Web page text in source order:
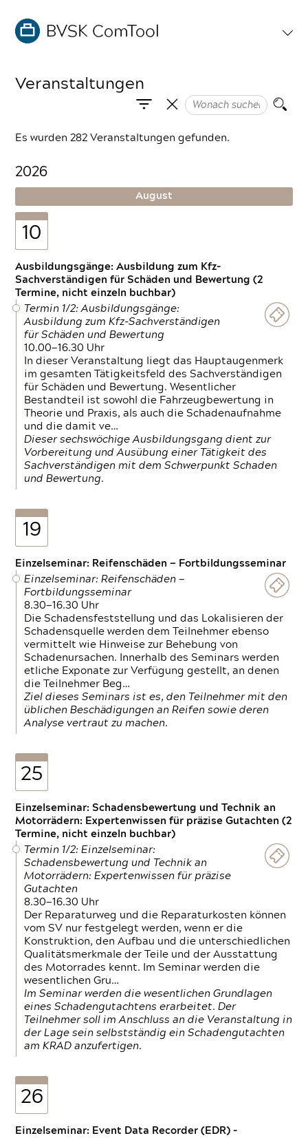
Veranstaltungen
Es wurden 282 Veranstaltungen gefunden.
2026
August
10
Ausbildungsgänge: Ausbildung zum Kfz-
Sachverständigen für Schäden und Bewertung (2
Termine, nicht einzeln buchbar)
Termin 1/2: Ausbildungsgänge:
Ausbildung zum Kfz-Sachverständigen
für Schäden und Bewertung
10.00—16.30 Uhr
In dieser Veranstaltung liegt das Hauptaugenmerk
im gesamten Tätigkeitsfeld des Sachverständigen
für Schäden und Bewertung. Wesentlicher
Bestandteil ist sowohl die Fahrzeugbewertung in
Theorie und Praxis, als auch die Schadenaufnahme
und die damit ve…
Dieser sechswöchige Ausbildungsgang dient zur
Vorbereitung und Ausübung einer Tätigkeit des
Sachverständigen mit dem Schwerpunkt Schaden
und Bewertung.
19
Einzelseminar: Reifenschäden — Fortbildungsseminar
Einzelseminar: Reifenschäden —
Fortbildungsseminar
8.30—16.30 Uhr
Die Schadensfeststellung und das Lokalisieren der
Schadensquelle werden dem Teilnehmer ebenso
vermittelt wie Hinweise zur Behebung von
Schadenursachen. Innerhalb des Seminars werden
etliche Exponate zur Verfügung gestellt, an denen
die Teilnehmer Beg…
Ziel dieses Seminars ist es, den Teilnehmer mit den
üblichen Beschädigungen an Reifen sowie deren
Analyse vertraut zu machen.
25
Einzelseminar: Schadensbewertung und Technik an
Motorrädern: Expertenwissen für präzise Gutachten (2
Termine, nicht einzeln buchbar)
Termin 1/2: Einzelseminar:
Schadensbewertung und Technik an
Motorrädern: Expertenwissen für präzise
Gutachten
8.30—16.30 Uhr
Der Reparaturweg und die Reparaturkosten können
vom SV nur festgelegt werden, wenn er die
Konstruktion, den Aufbau und die unterschiedlichen
Qualitätsmerkmale der Teile und der Ausstattung
des Motorrades kennt. Im Seminar werden die
wesentlichen Gru…
Im Seminar werden die wesentlichen Grundlagen
eines Schadengutachtens erarbeitet. Der
Teilnehmer soll im Anschluss an die Veranstaltung in
der Lage sein selbstständig ein Schadengutachten
am KRAD anzufertigen.
26
Einzelseminar: Event Data Recorder (EDR) –